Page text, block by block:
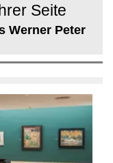
Seite
Werner Peter